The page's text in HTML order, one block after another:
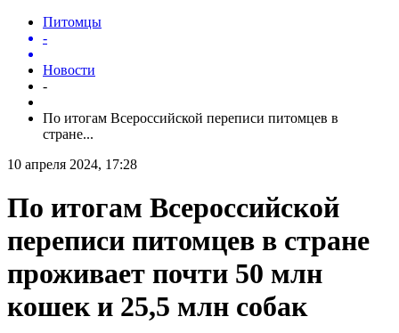
Питомцы
-
Новости
-
По итогам Всероссийской переписи питомцев в
стране...
10 апреля 2024, 17:28
По итогам Всероссийской
переписи питомцев в стране
проживает почти 50 млн
кошек и 25,5 млн собак